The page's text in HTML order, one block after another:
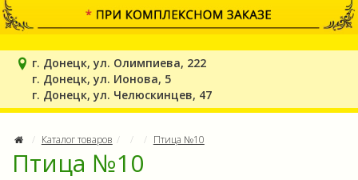
г. Донецк, ул. Олимпиева, 222
г. Донецк, ул. Ионова, 5
г. Донецк, ул. Челюскинцев, 47
Каталог товаров Птица №10
Птица №10